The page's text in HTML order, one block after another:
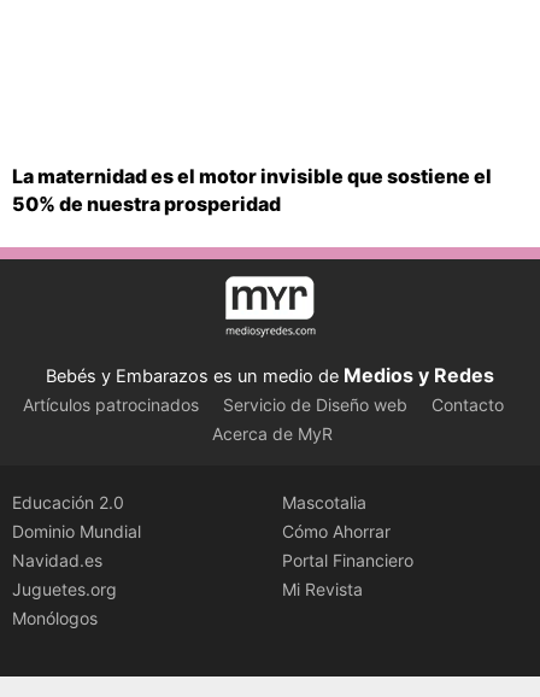
La maternidad es el motor invisible que sostiene el
50% de nuestra prosperidad
Bebés y Embarazos es un medio de Medios y Redes
Artículos patrocinados Servicio de Diseño web
Contacto
Acerca de MyR
Educación 2.0
Dominio Mundial
Navidad.es
Juguetes.org
Monólogos
Mascotalia
Cómo Ahorrar
Portal Financiero
Mi Revista